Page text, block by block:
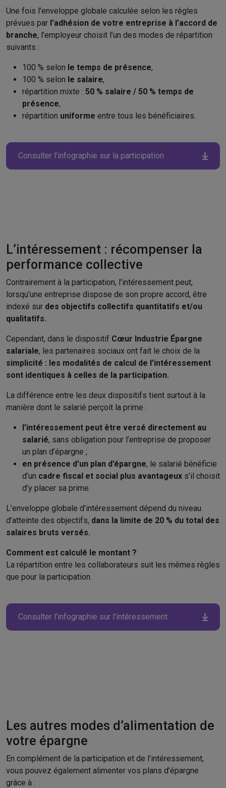
Une fois l’enveloppe globale calculée selon les règles
prévues par l’adhésion de votre entreprise à l’accord de
branche, l’employeur choisit l’un des modes de répartition
suivants :
100 % selon le temps de présence,
100 % selon le salaire,
répartition mixte : 50 % salaire / 50 % temps de
présence,
répartition uniforme entre tous les bénéficiaires.
Consulter l’infographie sur la participation ​
L’intéressement : récompenser la
performance collective​
Contrairement à la participation, l’intéressement peut,
lorsqu’une entreprise dispose de son propre accord, être
indexé sur des objectifs collectifs quantitatifs et/ou
qualitatifs.​
Cependant, dans le dispositif Cœur Industrie Épargne
salariale, les partenaires sociaux ont fait le choix de la
simplicité : les modalités de calcul de l’intéressement
sont identiques à celles de la participation.
La différence entre les deux dispositifs tient surtout à la
manière dont le salarié perçoit la prime :​
l’intéressement peut être versé directement au
salarié, sans obligation pour l’entreprise de proposer
un plan d’épargne ;​
en présence d’un plan d’épargne, le salarié bénéficie
d’un cadre fiscal et social plus avantageux s’il choisit
d’y placer sa prime.​
L’enveloppe globale d’intéressement dépend du niveau
d’atteinte des objectifs, dans la limite de 20 % du total des
salaires bruts versés.
Comment est calculé le montant ?​
La répartition entre les collaborateurs suit les mêmes règles
que pour la participation.
Consulter l’infographie sur l'intéressement
Les autres modes d’alimentation de
votre épargne​
En complément de la participation et de l’intéressement,
vous pouvez également alimenter vos plans d’épargne
grâce à :​